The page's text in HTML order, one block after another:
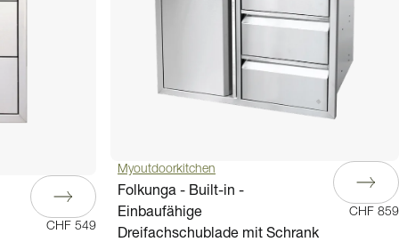
CHF 549
Myoutdoorkitchen
Folkunga - Built-in -
Einbaufähige
Dreifachschublade mit Schrank
CHF 859